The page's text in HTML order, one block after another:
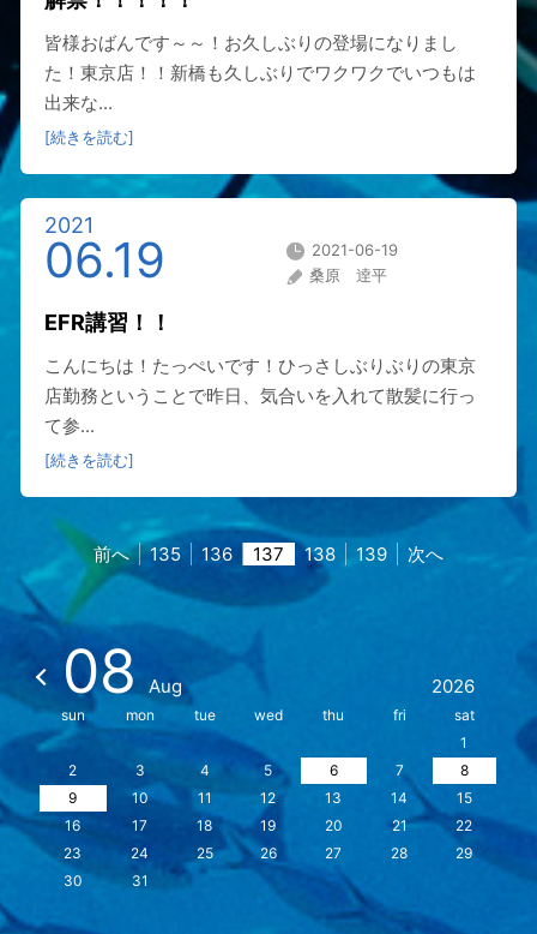
皆様おばんです～～！お久しぶりの登場になりまし
た！東京店！！新橋も久しぶりでワクワクでいつもは
出来な...
[続きを読む]
2021
06.19
2021-06-19
桑原 逹平
EFR講習！！
こんにちは！たっぺいです！ひっさしぶりぶりの東京
店勤務ということで昨日、気合いを入れて散髪に行っ
て参...
[続きを読む]
前へ 135 136 137 138 139 次へ
08 Aug 2026
sun mon tue wed thu fri
sat
1
2
3 4 5 6 7
8
9
10 11 12 13 14
15
16
17 18 19 20 21
22
23
24 25 26 27 28
29
30
31